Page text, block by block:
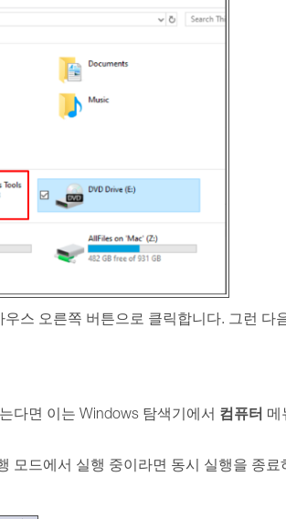
스 오른쪽 버튼으로 클릭합니다. 그런 다
다면 이는 Windows 탐색기에서 컴퓨터 메
모드에서 실행 중이라면 동시 실행을 종료